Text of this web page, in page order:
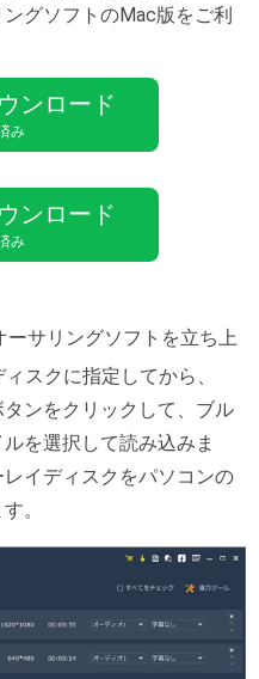
グソフトのMac版をご利
ンロード
み
ンロード
み
ーサリングソフトを立ち上
スクに指定してから、
タンをクリックして、ブル
を選択して読み込みま
イディスクをパソコンの
。